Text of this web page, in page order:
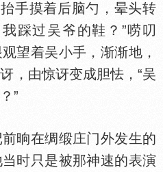
手摸着后脑勺，晕头转
踩过吴爷的鞋？”唠叨
望着吴小手，渐渐地，
，由惊讶变成胆怯，“吴
”
在绸缎庄门外发生的
时只是被那神速的表演